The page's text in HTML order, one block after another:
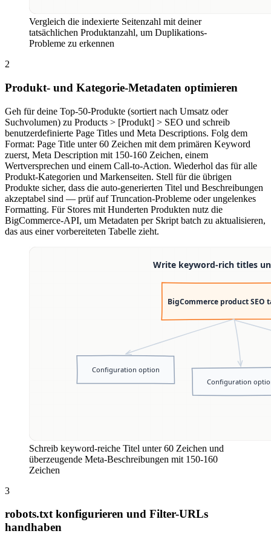
Vergleich die indexierte Seitenzahl mit deiner
tatsächlichen Produktanzahl, um Duplikations-
Probleme zu erkennen
2
Produkt- und Kategorie-Metadaten optimieren
Geh für deine Top-50-Produkte (sortiert nach Umsatz oder
Suchvolumen) zu Products > [Produkt] > SEO und schreib
benutzerdefinierte Page Titles und Meta Descriptions. Folg dem
Format: Page Title unter 60 Zeichen mit dem primären Keyword
zuerst, Meta Description mit 150-160 Zeichen, einem
Wertversprechen und einem Call-to-Action. Wiederhol das für alle
Produkt-Kategorien und Markenseiten. Stell für die übrigen
Produkte sicher, dass die auto-generierten Titel und Beschreibungen
akzeptabel sind — prüf auf Truncation-Probleme oder ungelenkes
Formatting. Für Stores mit Hunderten Produkten nutz die
BigCommerce-API, um Metadaten per Skript batch zu aktualisieren,
das aus einer vorbereiteten Tabelle zieht.
Schreib keyword-reiche Titel unter 60 Zeichen und
überzeugende Meta-Beschreibungen mit 150-160
Zeichen
3
robots.txt konfigurieren und Filter-URLs
handhaben